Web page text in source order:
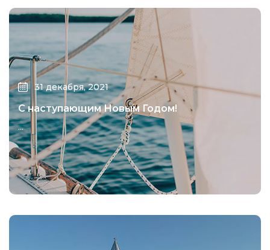
31 декабря, 2021
С наступающим Новым Годом!
...